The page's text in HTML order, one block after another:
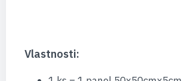
Vlastnosti: